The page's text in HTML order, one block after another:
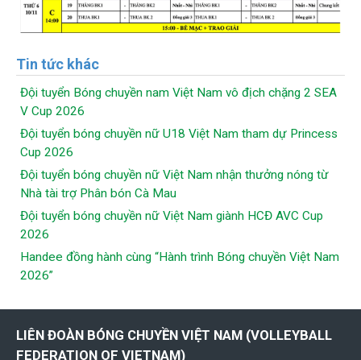
Tin tức khác
Đội tuyển Bóng chuyền nam Việt Nam vô địch chặng 2 SEA
V Cup 2026
Đội tuyển bóng chuyền nữ U18 Việt Nam tham dự Princess
Cup 2026
Đội tuyển bóng chuyền nữ Việt Nam nhận thưởng nóng từ
Nhà tài trợ Phân bón Cà Mau
Đội tuyển bóng chuyền nữ Việt Nam giành HCĐ AVC Cup
2026
Handee đồng hành cùng “Hành trình Bóng chuyền Việt Nam
2026”
LIÊN ĐOÀN BÓNG CHUYỀN VIỆT NAM (VOLLEYBALL
FEDERATION OF VIETNAM)